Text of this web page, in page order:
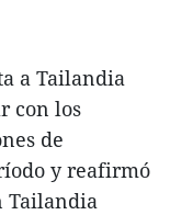
a Tailandia
con los
de
y reafirmó
Tailandia